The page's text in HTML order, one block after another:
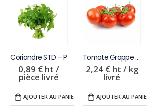
Coriandre STD – P
0,89 € ht /
pièce livré
AJOUTER AU PANIER
Tomate Grappe STD – Kg
2,24 €ht / kg
livré
AJOUTER AU PANIER